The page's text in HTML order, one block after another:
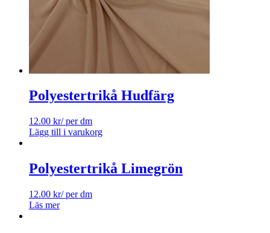
Polyestertrikå Hudfärg
12.00 kr/ per dm
Lägg till i varukorg
Polyestertrikå Limegrön
12.00 kr/ per dm
Läs mer